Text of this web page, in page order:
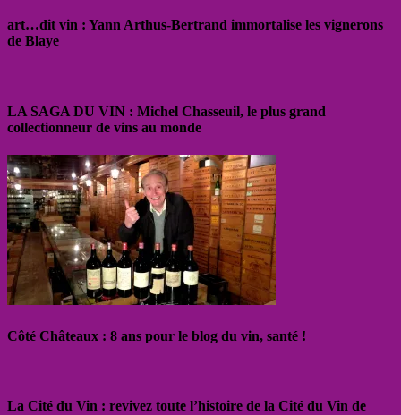
art…dit vin : Yann Arthus-Bertrand immortalise les vignerons
de Blaye
LA SAGA DU VIN : Michel Chasseuil, le plus grand
collectionneur de vins au monde
Côté Châteaux : 8 ans pour le blog du vin, santé !
La Cité du Vin : revivez toute l’histoire de la Cité du Vin de